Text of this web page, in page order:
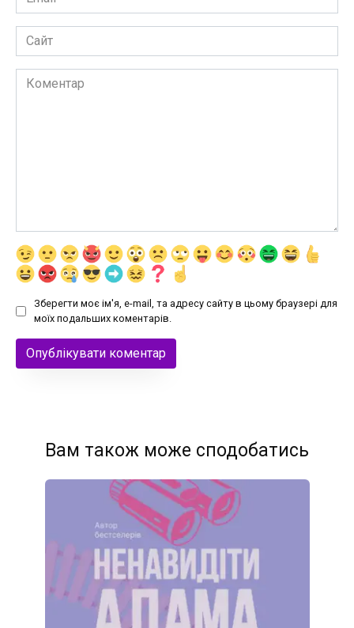
*
Сайт
Коментар
Зберегти моє ім'я, e-mail, та адресу сайту в цьому браузері для
моїх подальших коментарів.
Вам також може сподобатись